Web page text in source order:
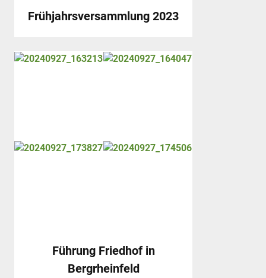
Frühjahrsversammlung 2023
Führung Friedhof in
Bergrheinfeld